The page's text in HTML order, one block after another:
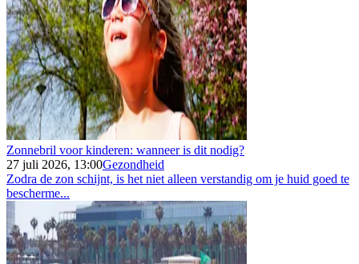
Zonnebril voor kinderen: wanneer is dit nodig?
27 juli 2026, 13:00Gezondheid
Zodra de zon schijnt, is het niet alleen verstandig om je huid goed te
bescherme...